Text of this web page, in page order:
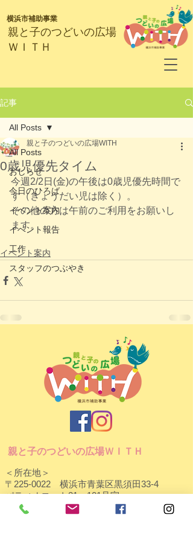
​親と子のつどいの広場
ＷＩＴＨ
横浜市補助事業
記事
All Posts
おしらせ
今日のひろば
イベント案内
イベント報告
工作
スタッフのつぶやき
All Posts
0歳児優先タイム
親と子のつどいの広場WITH
今週2/2日(金)の午後は0歳児優先時間で
す（きょうだい児は除く）。
その他の方は午前のご利用をお願いし
ます。
イベント案内
親と子のつどいの広場ＷＩＴＨ
＜所在地＞
〒225-0022 横浜市青葉区黒須田33-4
パティオコート21 101号室
＜開所日時＞ 月～金 9:30～15:30